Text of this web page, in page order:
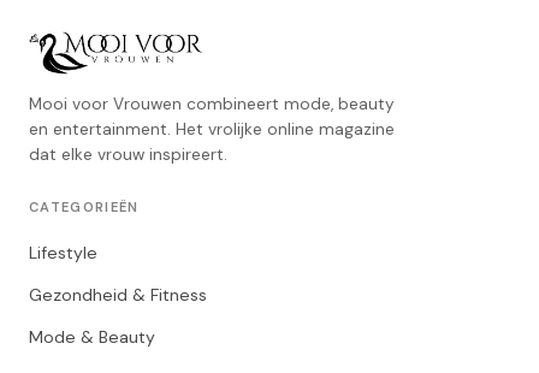
Mooi voor Vrouwen combineert mode, beauty
en entertainment. Het vrolijke online magazine
dat elke vrouw inspireert.
CATEGORIEËN
Lifestyle
Gezondheid & Fitness
Mode & Beauty